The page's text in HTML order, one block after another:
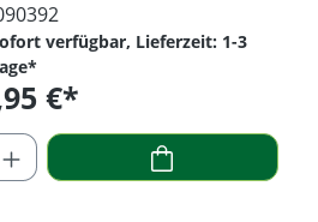
verfügbar, Lieferzeit: 1-3
Preis:
€*
den gewünschten